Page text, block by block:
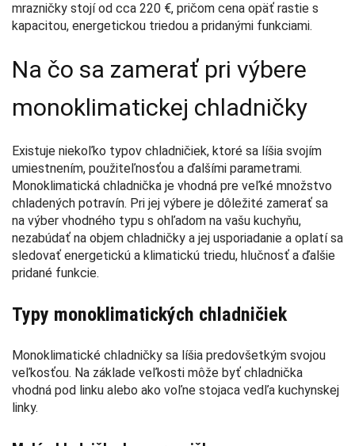
mrazničky stojí od cca 220 €, pričom cena opäť rastie s
kapacitou, energetickou triedou a pridanými funkciami.
Na čo sa zamerať pri výbere
monoklimatickej chladničky
Existuje niekoľko typov chladničiek, ktoré sa líšia svojím
umiestnením, použiteľnosťou a ďalšími parametrami.
Monoklimatická chladnička je vhodná pre veľké množstvo
chladených potravín. Pri jej výbere je dôležité zamerať sa
na výber vhodného typu s ohľadom na vašu kuchyňu,
nezabúdať na objem chladničky a jej usporiadanie a oplatí sa
sledovať energetickú a klimatickú triedu, hlučnosť a ďalšie
pridané funkcie.
Typy monoklimatických chladničiek
Monoklimatické chladničky sa líšia predovšetkým svojou
veľkosťou. Na základe veľkosti môže byť chladnička
vhodná pod linku alebo ako voľne stojaca vedľa kuchynskej
linky.